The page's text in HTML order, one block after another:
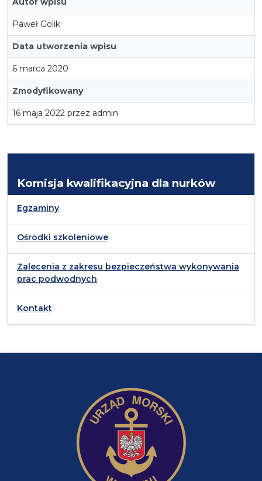
Paweł Golik
Data utworzenia wpisu
6 marca 2020
Zmodyfikowany
16 maja 2022 przez admin
Komisja kwalifikacyjna dla nurków
Egzaminy
Ośrodki szkoleniowe
Zalecenia z zakresu bezpieczeństwa wykonywania
prac podwodnych
Kontakt